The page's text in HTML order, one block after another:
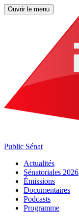
Ouvrir le menu
Public Sénat
Actualités
Sénatoriales 2026
Émissions
Documentaires
Podcasts
Programme